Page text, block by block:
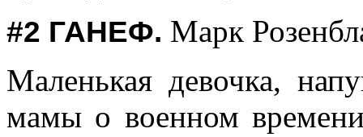
#2 ГАНЕФ. Марк
Маленькая девочка,
мамы о военном